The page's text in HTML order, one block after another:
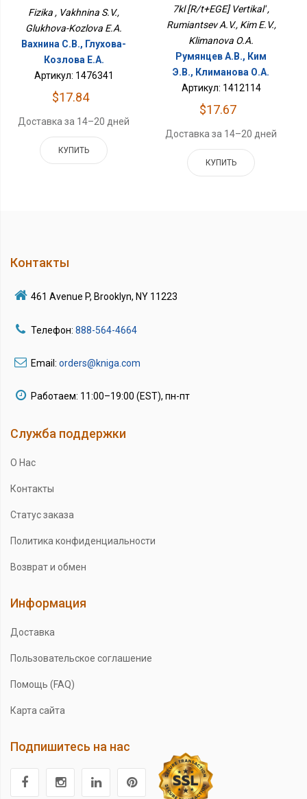
Fizika , Vakhnina S.V.,
Glukhova-Kozlova E.A.
Вахнина С.В., Глухова-
Козлова Е.А.
Артикул: 1476341
$17.84
Доставка за 14–20 дней
КУПИТЬ
7kl [R/t+EGE] Vertikal' ,
Rumiantsev A.V., Kim E.V.,
Klimanova O.A.
Румянцев А.В., Ким
Э.В., Климанова О.А.
Артикул: 1412114
$17.67
Доставка за 14–20 дней
КУПИТЬ
Контакты
461 Avenue P, Brooklyn, NY 11223
Телефон: 888-564-4664
Email: orders@kniga.com
Работаем: 11:00–19:00 (EST), пн-пт
Служба поддержки
О Нас
Контакты
Статус заказа
Политика конфиденциальности
Возврат и обмен
Информация
Доставка
Пользовательское соглашение
Помощь (FAQ)
Карта сайта
Подпишитесь на нас